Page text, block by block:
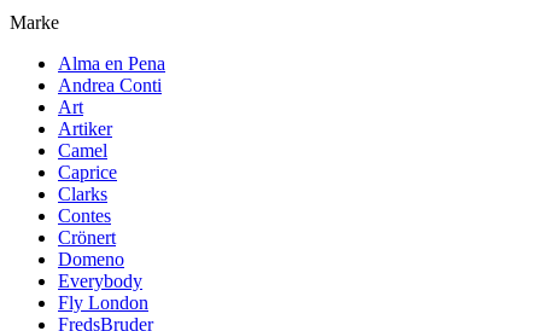
Marke
Alma en Pena
Andrea Conti
Art
Artiker
Camel
Caprice
Clarks
Contes
Crönert
Domeno
Everybody
Fly London
FredsBruder